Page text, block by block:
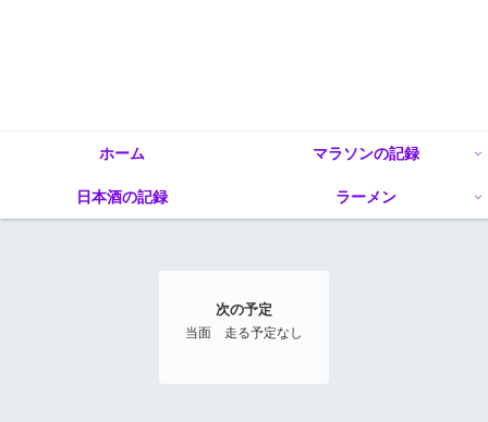
ホーム マラソンの記録
日本酒の記録 ラーメン
次の予定
当面 走る予定なし